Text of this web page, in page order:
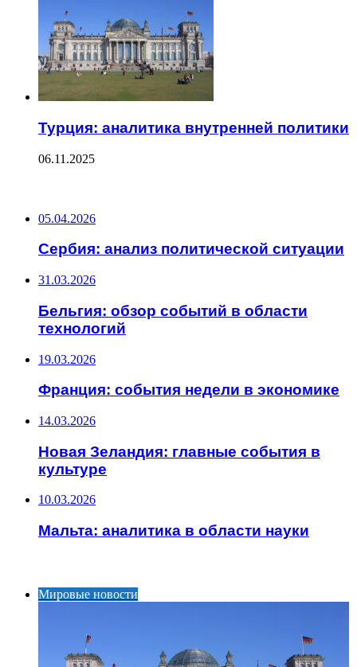
Турция: аналитика внутренней политики
06.11.2025
05.04.2026
Сербия: анализ политической ситуации
31.03.2026
Бельгия: обзор событий в области
технологий
19.03.2026
Франция: события недели в экономике
14.03.2026
Новая Зеландия: главные события в
культуре
10.03.2026
Мальта: аналитика в области науки
Мировые новости